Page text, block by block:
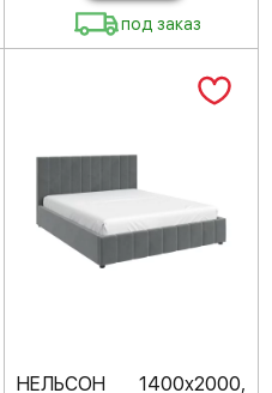
под заказ
НЕЛЬСОН 1400х2000,